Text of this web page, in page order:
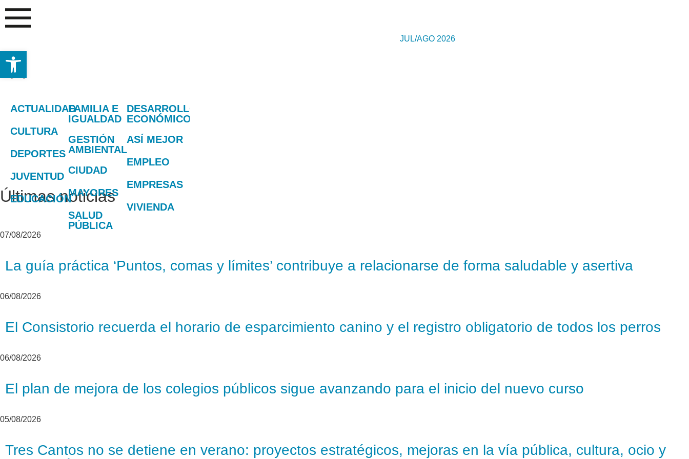
ACTUALIDAD
CULTURA
DEPORTES
JUVENTUD
EDUCACIÓN
FAMILIA E
IGUALDAD
GESTIÓN
AMBIENTAL
CIUDAD
MAYORES
SALUD
PÚBLICA
DESARROLLO
ECONÓMICO
ASÍ MEJOR
EMPLEO
EMPRESAS
VIVIENDA
JUL/AGO 2026
Últimas noticias
07/08/2026
La guía práctica ‘Puntos, comas y límites’ contribuye a relacionarse de forma saludable y asertiva
06/08/2026
El Consistorio recuerda el horario de esparcimiento canino y el registro obligatorio de todos los perros
06/08/2026
El plan de mejora de los colegios públicos sigue avanzando para el inicio del nuevo curso
05/08/2026
Tres Cantos no se detiene en verano: proyectos estratégicos, mejoras en la vía pública, cultura, ocio y
Abrir barra de herramientas